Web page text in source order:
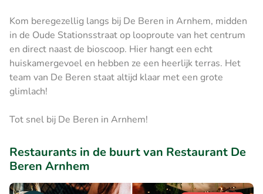
Kom beregezellig langs bij De Beren in Arnhem, midden
in de Oude Stationsstraat op looproute van het centrum
en direct naast de bioscoop. Hier hangt een echt
huiskamergevoel en hebben ze een heerlijk terras. Het
team van De Beren staat altijd klaar met een grote
glimlach!
Tot snel bij De Beren in Arnhem!
Restaurants in de buurt van Restaurant De
Beren Arnhem